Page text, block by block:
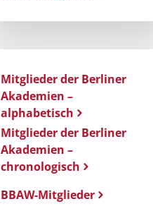
Mitglieder der Berliner
Akademien –
alphabetisch
Mitglieder der Berliner
Akademien –
chronologisch
BBAW-Mitglieder